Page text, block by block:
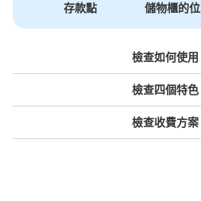
存款點
儲物櫃的
檢查如何使用
檢查四個特色
檢查收費方案